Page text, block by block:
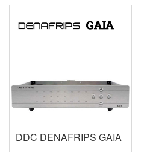
DDC DENAFRIPS GAIA